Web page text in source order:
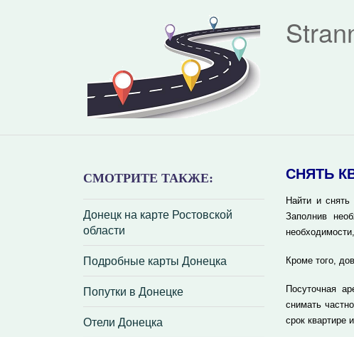
СМОТРИТЕ ТАКЖЕ:
Донецк на карте Ростовской
области
Подробные карты Донецка
Попутки в Донецке
Отели Донецка
СНЯТЬ
Найти и снять
Заполнив
Кроме того,
Посуточная
снимать
срок квартире